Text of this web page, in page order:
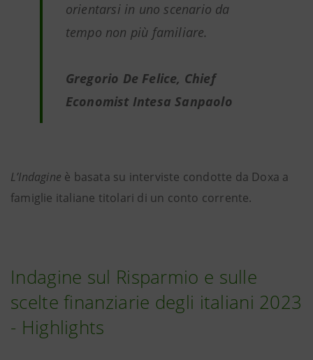
orientarsi in uno scenario da
tempo non più familiare.
Gregorio De Felice, Chief
Economist Intesa Sanpaolo
L’Indagine è basata su interviste condotte da Doxa a
famiglie italiane titolari di un conto corrente.
Indagine sul Risparmio e sulle
scelte finanziarie degli italiani 2023
- Highlights